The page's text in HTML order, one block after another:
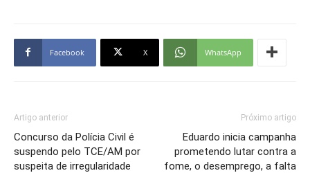
Facebook X WhatsApp
Artigo anterior
Concurso da Polícia Civil é
suspendo pelo TCE/AM por
suspeita de irregularidade
Próximo artigo
Eduardo inicia campanha
prometendo lutar contra a
fome, o desemprego, a falta